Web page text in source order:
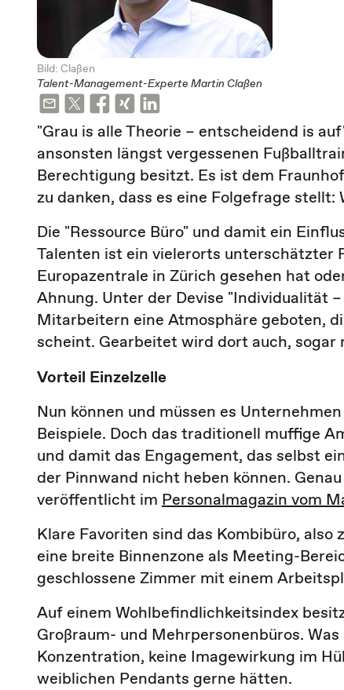
Bild: Claßen
Talent-Management-Experte Martin Claßen
"Grau is alle Theorie – entscheidend is
ansonsten längst vergessenen
Berechtigung besitzt. Es ist dem
zu danken, dass es eine Folgefrage stellt:
Die "Ressource Büro" und damit ein
Talenten ist ein vielerorts unterschätzter
Europazentrale in Zürich gesehen hat
Ahnung. Unter der Devise "Individualität
Mitarbeitern eine Atmosphäre geboten,
scheint. Gearbeitet wird dort auch,
Vorteil Einzelzelle
Nun können und müssen es
Beispiele. Doch das traditionell muffige
und damit das Engagement, das selbst
der Pinnwand nicht heben können.
veröffentlicht im Personalmagazin vom
Klare Favoriten sind das Kombibüro,
eine breite Binnenzone als Meeting-
geschlossene Zimmer mit einem
Auf einem Wohlbefindlichkeitsindex
Großraum- und Mehrpersonenbüros.
Konzentration, keine Imagewirkung im
weiblichen Pendants gerne hätten.